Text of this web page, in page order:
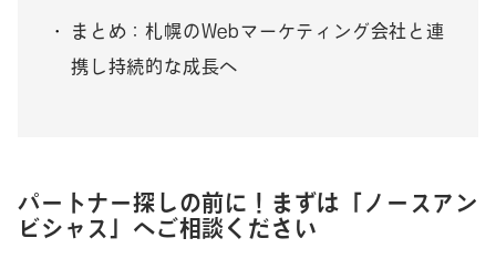
まとめ：札幌のWebマーケティング会社と連
携し持続的な成長へ
パートナー探しの前に！まずは「ノースアン
ビシャス」へご相談ください